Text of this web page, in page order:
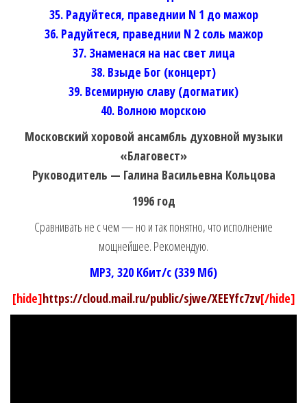
35. Радуйтеся, праведнии N 1 до мажор
36. Радуйтеся, праведнии N 2 соль мажор
37. Знаменася на нас свет лица
38. Взыде Бог (концерт)
39. Всемирную славу (догматик)
40. Волною морскою
Московский хоровой ансамбль духовной музыки
«Благовест»
Руководитель — Галина Васильевна Кольцова
1996 год
Сравнивать не с чем — но и так понятно, что исполнение
мощнейшее. Рекомендую.
MP3, 320 Кбит/с (339 Мб)
[hide]https://cloud.mail.ru/public/sjwe/XEEYfc7zv[/hide]